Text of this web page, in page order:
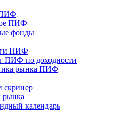
ПИФ
фонды
ПИФ
ПИФ по доходности
рынка ПИФ
скринер
рынка
календарь